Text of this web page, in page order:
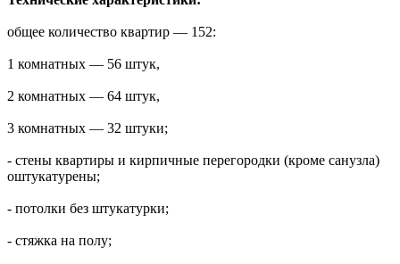
общее количество квартир — 152:
1 комнатных — 56 штук,
2 комнатных — 64 штук,
3 комнатных — 32 штуки;
- стены квартиры и кирпичные перегородки (кроме санузла)
оштукатурены;
- потолки без штукатурки;
- стяжка на полу;